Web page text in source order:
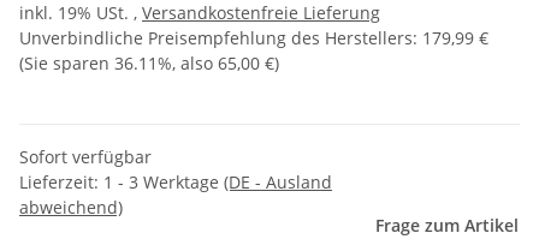
inkl. 19% USt. , Versandkostenfreie Lieferung
Unverbindliche Preisempfehlung des Herstellers: 179,99 €
(Sie sparen 36.11%, also 65,00 €)
Sofort verfügbar
Lieferzeit: 1 - 3 Werktage (DE - Ausland
abweichend)
Frage zum Artikel